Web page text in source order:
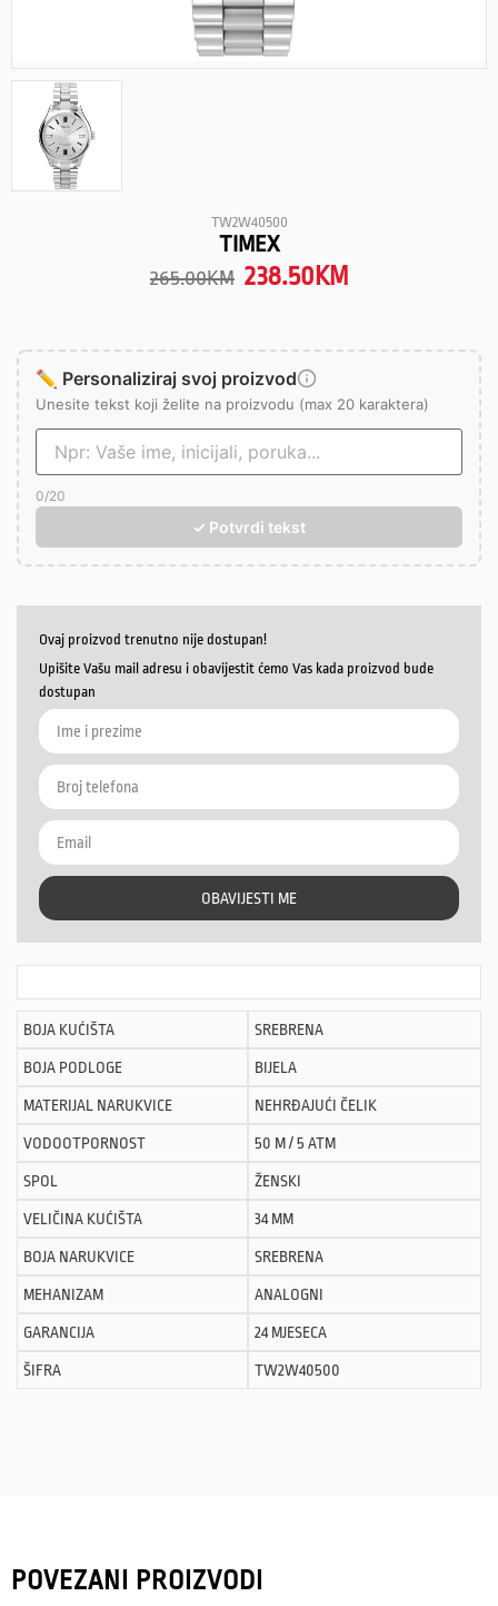
TW2W40500
TIMEX
265.00KM 238.50 KM
✏️ Personaliziraj svoj proizvod
Unesite tekst koji želite na proizvodu (max 20 karaktera)
0/20
✓ Potvrdi tekst
Ovaj proizvod trenutno nije dostupan!
Upišite Vašu mail adresu i obavijestit ćemo Vas kada proizvod bude
dostupan
OBAVIJESTI ME
BOJA KUĆIŠTA SREBRENA
BOJA PODLOGE BIJELA
MATERIJAL NARUKVICE NEHRĐAJUĆI ČELIK
VODOOTPORNOST 50 M / 5 ATM
SPOL ŽENSKI
VELIČINA KUĆIŠTA 34 MM
BOJA NARUKVICE SREBRENA
MEHANIZAM ANALOGNI
GARANCIJA 24 MJESECA
ŠIFRA TW2W40500
POVEZANI PROIZVODI